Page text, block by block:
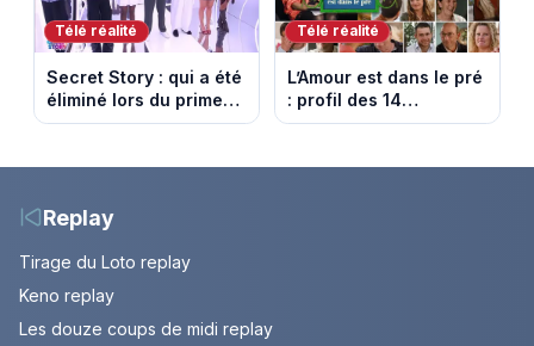
Télé réalité
Secret Story : qui a été
éliminé lors du prime
du 6 août 2026 sur
Télé réalité
L’Amour est dans le pré
: profil des 14
agriculteurs, speed
nouvelles histoires
Replay
Tirage du Loto replay
Keno replay
Les douze coups de midi replay